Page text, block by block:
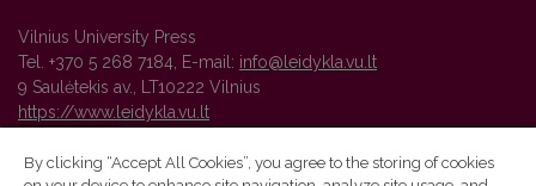
Vilnius University Press
Tel. +370 5 268 7184, E-mail: info@leidykla.vu.lt
9 Saulėtekis av., LT10222 Vilnius
https://www.leidykla.vu.lt
By clicking “Accept All Cookies”, you agree to the storing of cookies